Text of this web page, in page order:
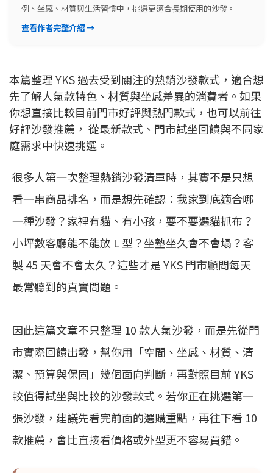
例、坐感、材質與生活習慣中，挑選更適合長期使用的沙發。
查看作者完整介紹 →
本篇整理 YKS 過去受到關注的熱銷沙發款式，適合想
先了解人氣款特色、材質與坐感差異的消費者。如果
你想直接比較目前門市好評與熱門款式，也可以前往
好評沙發推薦 ， 從最新款式、門市試坐回饋與不同家
庭需求中快速挑選。
很多人第一次整理熱銷沙發清單時，其實不是只想
看一串商品排名，而是想先確認：我家到底適合哪
一種沙發？家裡有貓、有小孩，要不要選貓抓布？
小坪數客廳能不能放 L 型？坐墊坐久會不會塌？客
製 45 天會不會太久？這些才是 YKS 門市顧問每天
最常聽到的真實問題。
因此這篇文章不只整理 10 款人氣沙發，而是先從門
市實際回饋出發，幫你用「空間、坐感、材質、清
潔、預算與保固」幾個面向判斷，再對照目前 YKS
較值得試坐與比較的沙發款式。若你正在挑選第一
張沙發，建議先看完前面的選購重點，再往下看 10
款推薦，會比直接看價格或外型更不容易買錯。